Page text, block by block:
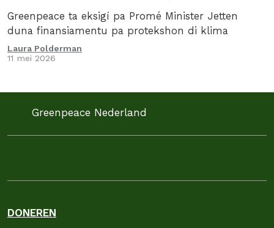
Greenpeace ta eksigí pa Promé Minister Jetten
duna finansiamentu pa protekshon di klima
Laura Polderman
11 mei 2026
Greenpeace Nederland
DONEREN